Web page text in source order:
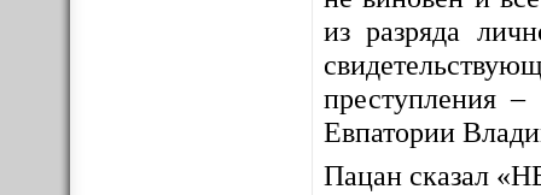
из разряда
преступления –
Евпатории
Пацан сказал